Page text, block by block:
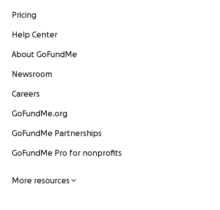
Pricing
Help Center
About GoFundMe
Newsroom
Careers
GoFundMe.org
GoFundMe Partnerships
GoFundMe Pro for nonprofits
More resources